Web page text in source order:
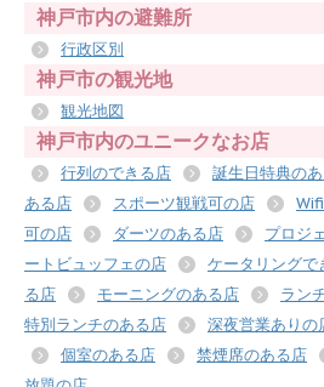
神戸市内の避難所
行政区別
神戸市の観光地
観光地図
神戸市内のユニークなお店
行列のできる店 誕生日特典の
ある店
スポーツ観戦可の店
可の店
ダーツのある店 プロジ
ートビュッフェの店
ケータリングで
る店
モーニングのある店 ラン
特別ランチのある店
深夜営業ありの
個室のある店
禁煙席のある店